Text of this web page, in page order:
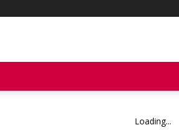
Loading...